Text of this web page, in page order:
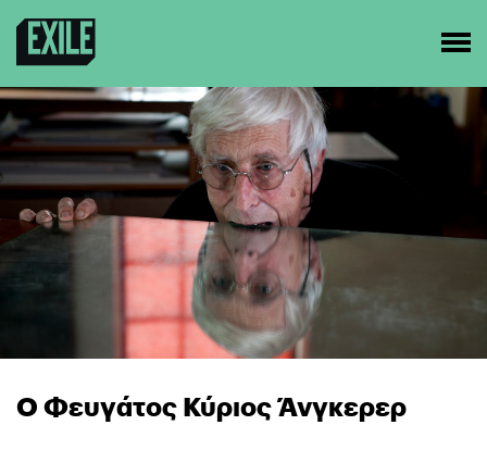
Ο Φευγάτος Κύριος Άνγκερερ